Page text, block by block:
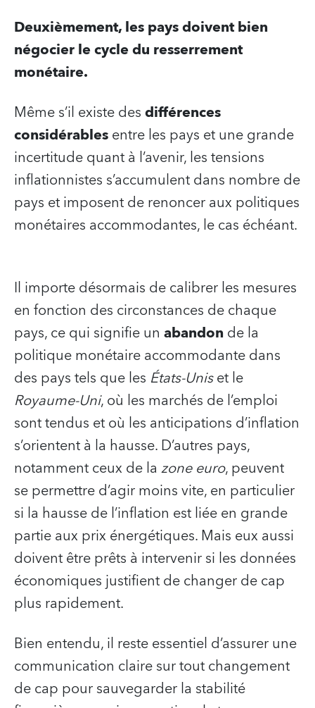
Deuxièmement, les pays doivent bien
négocier le cycle du resserrement
monétaire.
Même s’il existe desdifférences
considérablesentre les pays et une grande
incertitude quant à l’avenir, les tensions
inflationnistes s’accumulent dans nombre de
pays et imposent de renoncer aux politiques
monétaires accommodantes, le cas échéant.
Il importe désormais de calibrer les mesures
en fonction des circonstances de chaque
pays, ce qui signifie un abandonde la
politique monétaire accommodante dans
des pays tels que les États-Uniset le
Royaume-Uni, où les marchés de l’emploi
sont tendus et où les anticipations d’inflation
s’orientent à la hausse. D’autres pays,
notamment ceux de la zone euro, peuvent
se permettre d’agir moins vite, en particulier
si la hausse de l’inflation est liée en grande
partie aux prix énergétiques. Mais eux aussi
doivent être prêts à intervenir si les données
économiques justifient de changer de cap
plus rapidement.
Bien entendu, il reste essentiel d’assurer une
communication claire sur tout changement
de cap pour sauvegarder la stabilité